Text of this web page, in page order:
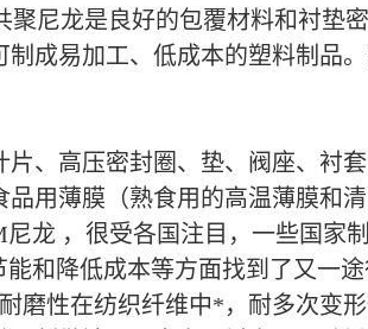
尼龙是良好的包覆材料和衬垫
成易加工、低成本的塑料制品
、高压密封圈、垫、阀座、衬
用薄膜（熟食用的高温薄膜和
龙 ，很受各国注目，一些国家
和降低成本等方面找到了又一
磨性在纺织纤维中*，耐多次变